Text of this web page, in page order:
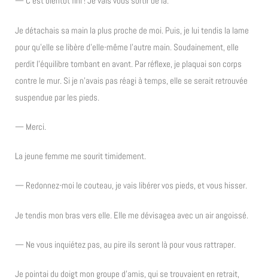
Je détachais sa main la plus proche de moi. Puis, je lui tendis la lame
pour qu’elle se libère d’elle-même l’autre main. Soudainement, elle
perdit l’équilibre tombant en avant. Par réflexe, je plaquai son corps
contre le mur. Si je n’avais pas réagi à temps, elle se serait retrouvée
suspendue par les pieds.
— Merci.
La jeune femme me sourit timidement.
— Redonnez-moi le couteau, je vais libérer vos pieds, et vous hisser.
Je tendis mon bras vers elle. Elle me dévisagea avec un air angoissé.
— Ne vous inquiétez pas, au pire ils seront là pour vous rattraper.
Je pointai du doigt mon groupe d’amis, qui se trouvaient en retrait,